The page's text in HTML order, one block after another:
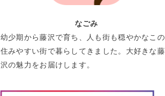
なごみ
幼少期から藤沢で育ち、人も街も穏やかなこの
住みやすい街で暮らしてきました。大好きな藤
沢の魅力をお届けします。